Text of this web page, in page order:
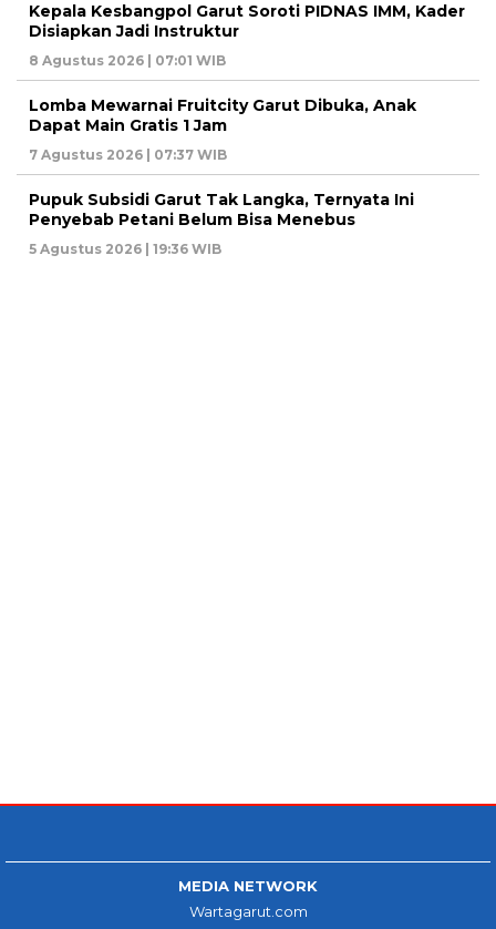
Kepala Kesbangpol Garut Soroti PIDNAS IMM, Kader
Disiapkan Jadi Instruktur
8 Agustus 2026 | 07:01 WIB
Lomba Mewarnai Fruitcity Garut Dibuka, Anak
Dapat Main Gratis 1 Jam
7 Agustus 2026 | 07:37 WIB
Pupuk Subsidi Garut Tak Langka, Ternyata Ini
Penyebab Petani Belum Bisa Menebus
5 Agustus 2026 | 19:36 WIB
MEDIA NETWORK
Wartagarut.com